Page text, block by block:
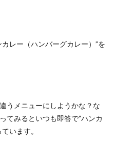
レー（ハンバーグカレー）”を
うメニューにしようかな？な
てみるといつも即答で”ハンカ
います。